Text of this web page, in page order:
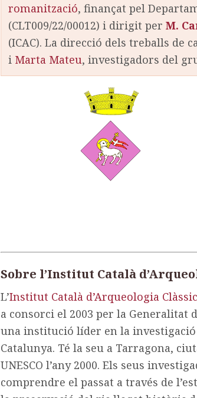
romanització, finançat pel
(CLT009/22/00012) i dirigit per M.
(ICAC). La direcció dels treballs de
i Marta Mateu, investigadors del
Sobre l’Institut Català
L’Institut Català d’Arqueologia
a consorci el 2003 per la Generalitat
una institució líder en la
Catalunya. Té la seu a Tarragona,
UNESCO l’any 2000. Els seus
comprendre el passat a través de